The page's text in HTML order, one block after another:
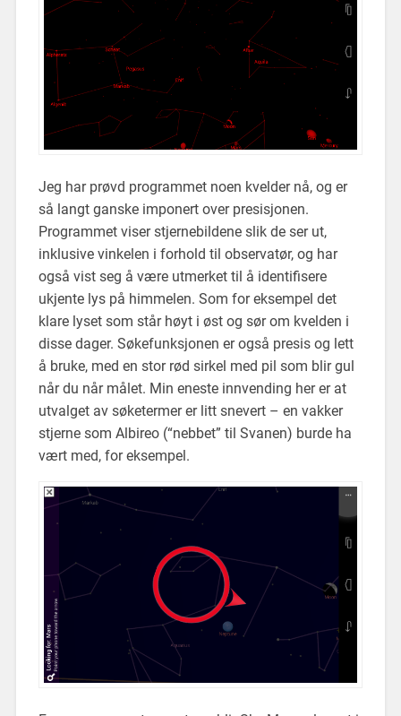
Jeg har prøvd programmet noen kvelder nå, og er
så langt ganske imponert over presisjonen.
Programmet viser stjernebildene slik de ser ut,
inklusive vinkelen i forhold til observatør, og har
også vist seg å være utmerket til å identifisere
ukjente lys på himmelen. Som for eksempel det
klare lyset som står høyt i øst og sør om kvelden i
disse dager. Søkefunksjonen er også presis og lett
å bruke, med en stor rød sirkel med pil som blir gul
når du når målet. Min eneste innvending her er at
utvalget av søketermer er litt snevert – en vakker
stjerne som Albireo (“nebbet” til Svanen) burde ha
vært med, for eksempel.